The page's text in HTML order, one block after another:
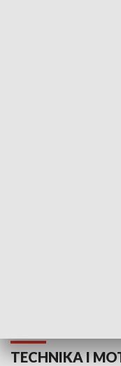
TECHNIKA I